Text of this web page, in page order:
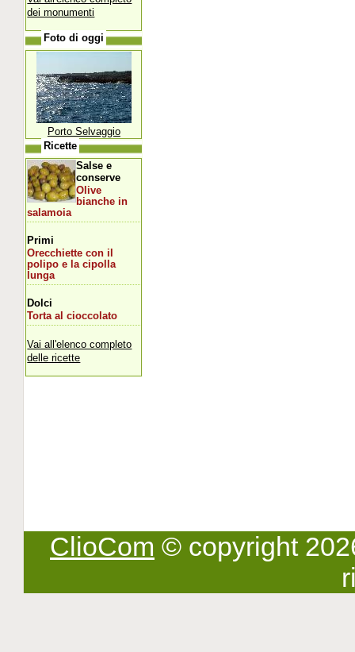
dei monumenti
Foto di oggi
Porto Selvaggio
Ricette
Salse e
conserve
Olive
bianche in
salamoia
Primi
Orecchiette con il
polipo e la cipolla
lunga
Dolci
Torta al cioccolato
Vai all'elenco completo
delle ricette
ClioCom © copyright